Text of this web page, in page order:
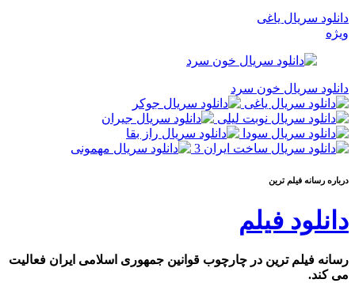
دانلود سریال یاغی
ویژه
دانلود سریال خون سرد
درباره رسانه فيلم ترين
دانلود فیلم
رسانه فیلم ترین در چارچوب قوانین جمهوری اسلامی ایران فعالیت
می کند.